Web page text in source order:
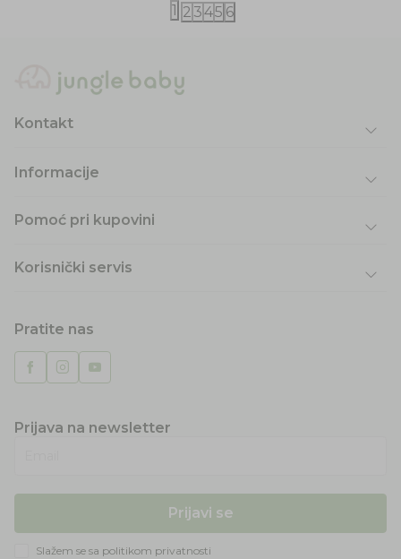
1 2 345 6
Kontakt
Informacije
Pomoć pri kupovini
Korisnički servis
Pratite nas
Prijava na newsletter
Prijavi se
Slažem se sa politikom privatnosti